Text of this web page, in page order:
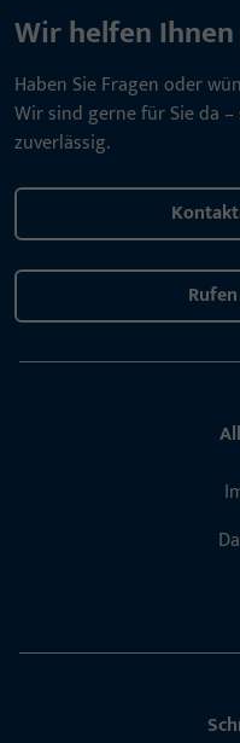
Wir helfen
Haben Sie Fragen oder
Wir sind gerne für Sie da
zuverlässig.